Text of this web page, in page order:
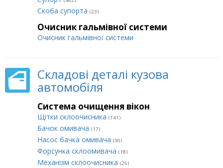
Cкоба супорта (23)
Очисник гальмівної системи
Очисник гальмівної системи
Складові деталі кузова
автомобіля
Система очищення вікон
Щітки склоочисника (141)
Бачок омивача (17)
Насос бачка омивача (30)
Форсунка склоомивача (18)
Механізм склоочисника (25)